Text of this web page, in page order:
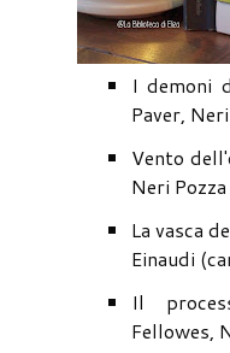
I demoni
Paver,
Vento
Neri
La vasca
Einaudi
Il
Fellowes,